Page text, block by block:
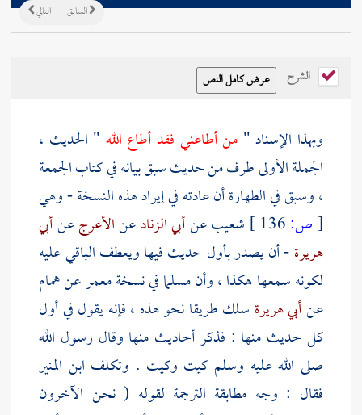
التالي السابق
الشرح
وبهذا الإسناد " من أطاعني فقد أطاع الله " الحديث ،
الجملة الأولى طرف من حديث سبق بيانه في كتاب الجمعة
، وسبق في الطهارة أن عادته في إيراد هذه النسخة - وهي
[ص: شعيبعنأبي الزنادعنالأعرجعنأبي
هريرة- أن يصدر بأول حديث فيها ويعطف الباقي عليه
لكونه سمعها هكذا ، وأنمسلمافي نسخةمعمرعنهمام
عنأبي هريرة سلك طريقا نحو هذه ، فإنه يقول في أول
كل حديث منها : فذكر أحاديث منها وقال رسول الله
صلى الله عليه وسلم كيت وكيت . وتكلف ابن المنير
فقال : وجه مطابقة الترجمة لقوله ( نحن الآخرون